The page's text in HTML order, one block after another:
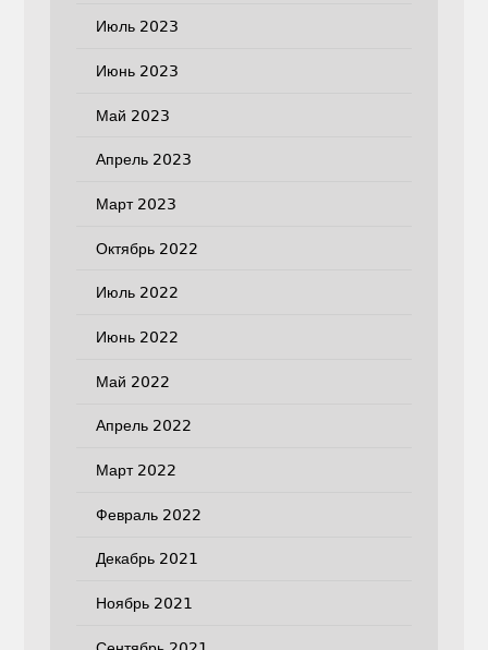
Июль 2023
Июнь 2023
Май 2023
Апрель 2023
Март 2023
Октябрь 2022
Июль 2022
Июнь 2022
Май 2022
Апрель 2022
Март 2022
Февраль 2022
Декабрь 2021
Ноябрь 2021